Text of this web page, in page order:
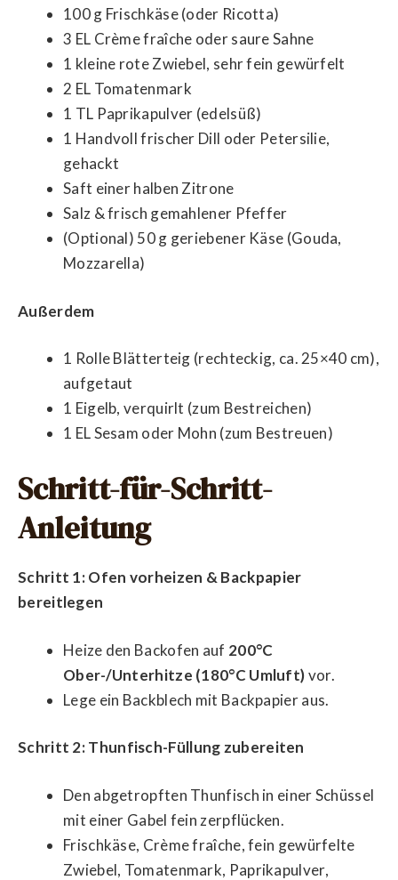
100 g Frischkäse (oder Ricotta)
3 EL Crème fraîche oder saure Sahne
1 kleine rote Zwiebel, sehr fein gewürfelt
2 EL Tomatenmark
1 TL Paprikapulver (edelsüß)
1 Handvoll frischer Dill oder Petersilie,
gehackt
Saft einer halben Zitrone
Salz & frisch gemahlener Pfeffer
(Optional) 50 g geriebener Käse (Gouda,
Mozzarella)
Außerdem
1 Rolle Blätterteig (rechteckig, ca. 25×40 cm),
aufgetaut
1 Eigelb, verquirlt (zum Bestreichen)
1 EL Sesam oder Mohn (zum Bestreuen)
Schritt-für-Schritt-
Anleitung
Schritt 1: Ofen vorheizen & Backpapier
bereitlegen
Heize den Backofen auf 200°C
Ober-/Unterhitze (180°C Umluft)vor.
Lege ein Backblech mit Backpapier aus.
Schritt 2: Thunfisch-Füllung zubereiten
Den abgetropften Thunfisch in einer Schüssel
mit einer Gabel fein zerpflücken.
Frischkäse, Crème fraîche, fein gewürfelte
Zwiebel, Tomatenmark, Paprikapulver,